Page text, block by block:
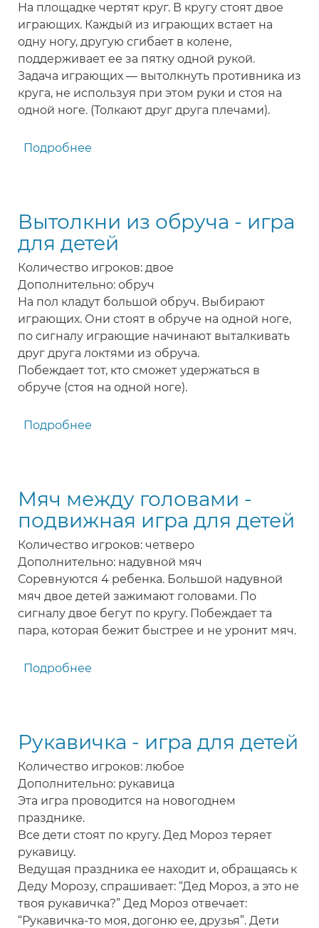
На площадке чертят круг. В кругу стоят двое
играющих. Каждый из играющих встает на
одну ногу, другую сгибает в колене,
поддерживает ее за пятку одной рукой.
Задача играющих — вытолкнуть противника из
круга, не используя при этом руки и стоя на
одной ноге. (Толкают друг друга плечами).
Подробнее
для
детей
Вытолкни из обруча - игра
для детей
Количество игроков: двое
Дополнительно: обруч
На пол кладут большой обруч. Выбирают
играющих. Они стоят в обруче на одной ноге,
по сигналу играющие начинают выталкивать
друг друга локтями из обруча.
Побеждает тот, кто сможет удержаться в
обруче (стоя на одной ноге).
Подробнее
-
игра
для
детей
Мяч между головами -
подвижная игра для детей
Количество игроков: четверо
Дополнительно: надувной мяч
Соревнуются 4 ребенка. Большой надувной
мяч двое детей зажимают головами. По
сигналу двое бегут по кругу. Побеждает та
пара, которая бежит быстрее и не уронит мяч.
Подробнее
-
подвижная
игра
для
детей
Рукавичка - игра для детей
Количество игроков: любое
Дополнительно: рукавица
Эта игра проводится на новогоднем
празднике.
Все дети стоят по кругу. Дед Мороз теряет
рукавицу.
Ведущая праздника ее находит и, обращаясь к
Деду Морозу, спрашивает: “Дед Мороз, а это не
твоя рукавичка?” Дед Мороз отвечает:
“Рукавичка-то моя, догоню ее, друзья”. Дети